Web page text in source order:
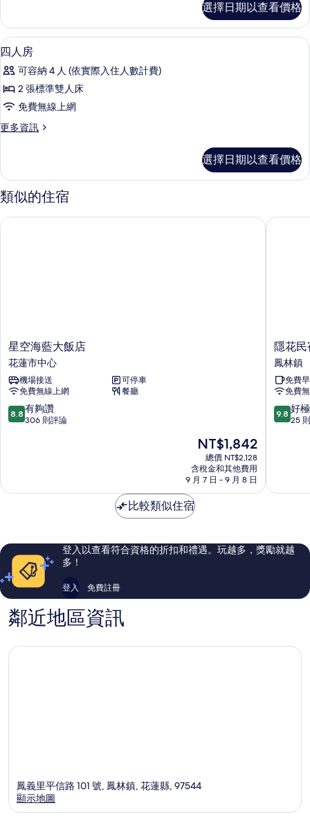
標
準
雙
人
床,
非
吸
的
所
有
房,
張
準
雙
床,
非
吸
的
情
選擇日期以查看價格
顯
示
四
人
的
有
相
片
四人房 | 書桌、遮光布/窗簾、免費無
2
四人房
可容納 4 人 (依實際入住人數計費)
2 張標準雙人床
免費無線上網
更多資訊
更
房
的
詳
選擇日期以查看價格
類似的住宿
星
空
海
藍
大
飯
店
星空海藍大飯店
花蓮市中心
機場接送
可停車
免費無線上網
餐廳
8.8
分，
夠
評
論
8.8 有夠讚
306 則評論
現
在
價
格
為
NT$1,842
總價 NT$2,128
含稅金和其他費用
9 月 7 日 - 9 月 8 日
星空海藍大飯店
隱
花
民
宿
鳳
林
鎮
隱花民
鳳林鎮
免費
免費
9.8
分，
極
評
論
9.8 好
25
隱花民宿
比較類似住宿
登入以查看符合資格的折扣和禮遇。玩越多，獎勵就越
多！
登入 免費註冊
鄰近地區資訊
鳳義里平信路 101 號, 鳳林鎮, 花蓮縣, 97544
顯示地圖